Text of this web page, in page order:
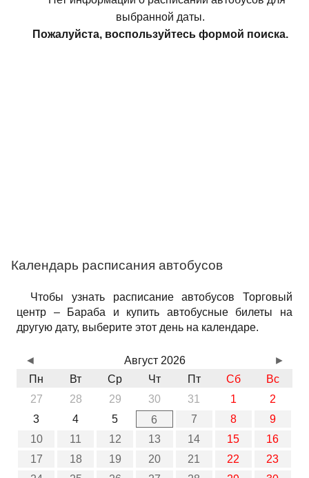
выбранной даты.
Пожалуйста, воспользуйтесь формой поиска.
Календарь расписания автобусов
Чтобы узнать расписание автобусов Торговый
центр – Бараба и купить автобусные билеты на
другую дату, выберите этот день на календаре.
Август 2026
Пн
Вт Ср Чт Пт Сб
Вс
27
28 29 30 31 1
2
3
4 5 6 7 8
9
10
11 12 13 14 15
16
17
18 19 20 21 22
23
◄ ►